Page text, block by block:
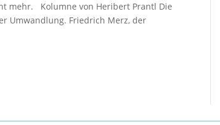
mehr. Kolumne von Heribert Prantl Die
Umwandlung. Friedrich Merz, der